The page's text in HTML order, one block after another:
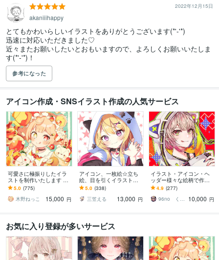
2022年12月15日
akaniiihappy
とてもかわいらしいイラストをありがとうございます(*'-'*)
迅速に対応いただきました♡
近々またお願いしたいとおもいますので、よろしくお願いいたしま
す(*'-'*)！
参考になった
アイコン作成・SNSイラスト作成の人気サービス
可愛さに極振りしたイラ
ストを制作いたします ★
商用利用＆二次利用込
み！ミニキャラは小物２
点まで無料！★
5.0 (775)
木野ねっこ
15,000 円
アイコン、一枚絵☆立ち
絵、目を引くイラスト描
きます イリアム、サム
ネ、live2D、YouTube、歌
ってみたも
5.0 (338)
三笠える
13,000 円
イラスト・アイコン・ヘ
ッダー様々な絵柄で作成
します 商用可！似顔絵・
ブログ・インスタ・動画
配信サムネ等用途様々！
4.9 (277)
96no くろの
10,000 円
お気に入り登録が多いサービス